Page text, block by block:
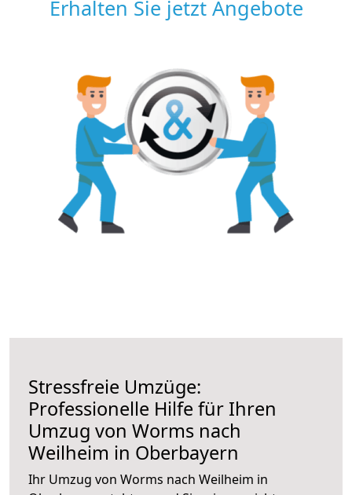
Erhalten Sie jetzt Angebote
Stressfreie Umzüge:
Professionelle Hilfe für Ihren
Umzug von Worms nach
Weilheim in Oberbayern
Ihr Umzug von Worms nach Weilheim in